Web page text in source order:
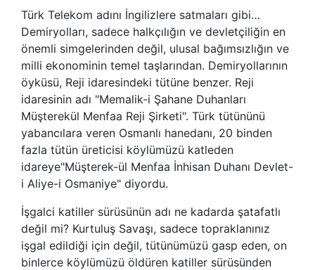
Türk Telekom adını İngilizlere satmaları gibi…
Demiryolları, sadece halkçılığın ve devletçiliğin en
önemli simgelerinden değil, ulusal bağımsızlığın ve
milli ekonominin temel taşlarından. Demiryollarının
öyküsü, Reji idaresindeki tütüne benzer. Reji
idaresinin adı "Memalik-i Şahane Duhanları
Müşterekül Menfaa Reji Şirketi". Türk tütününü
yabancılara veren Osmanlı hanedanı, 20 binden
fazla tütün üreticisi köylümüzü katleden
idareye"Müşterek-ül Menfaa İnhisan Duhanı Devlet-
i Aliye-i Osmaniye" diyordu.
İşgalci katiller sürüsünün adı ne kadarda şatafatlı
değil mi? Kurtuluş Savaşı, sadece topraklanınız
işgal edildiği için değil, tütünümüzü gasp eden, on
binlerce köylümüzü öldüren katiller sürüsünden